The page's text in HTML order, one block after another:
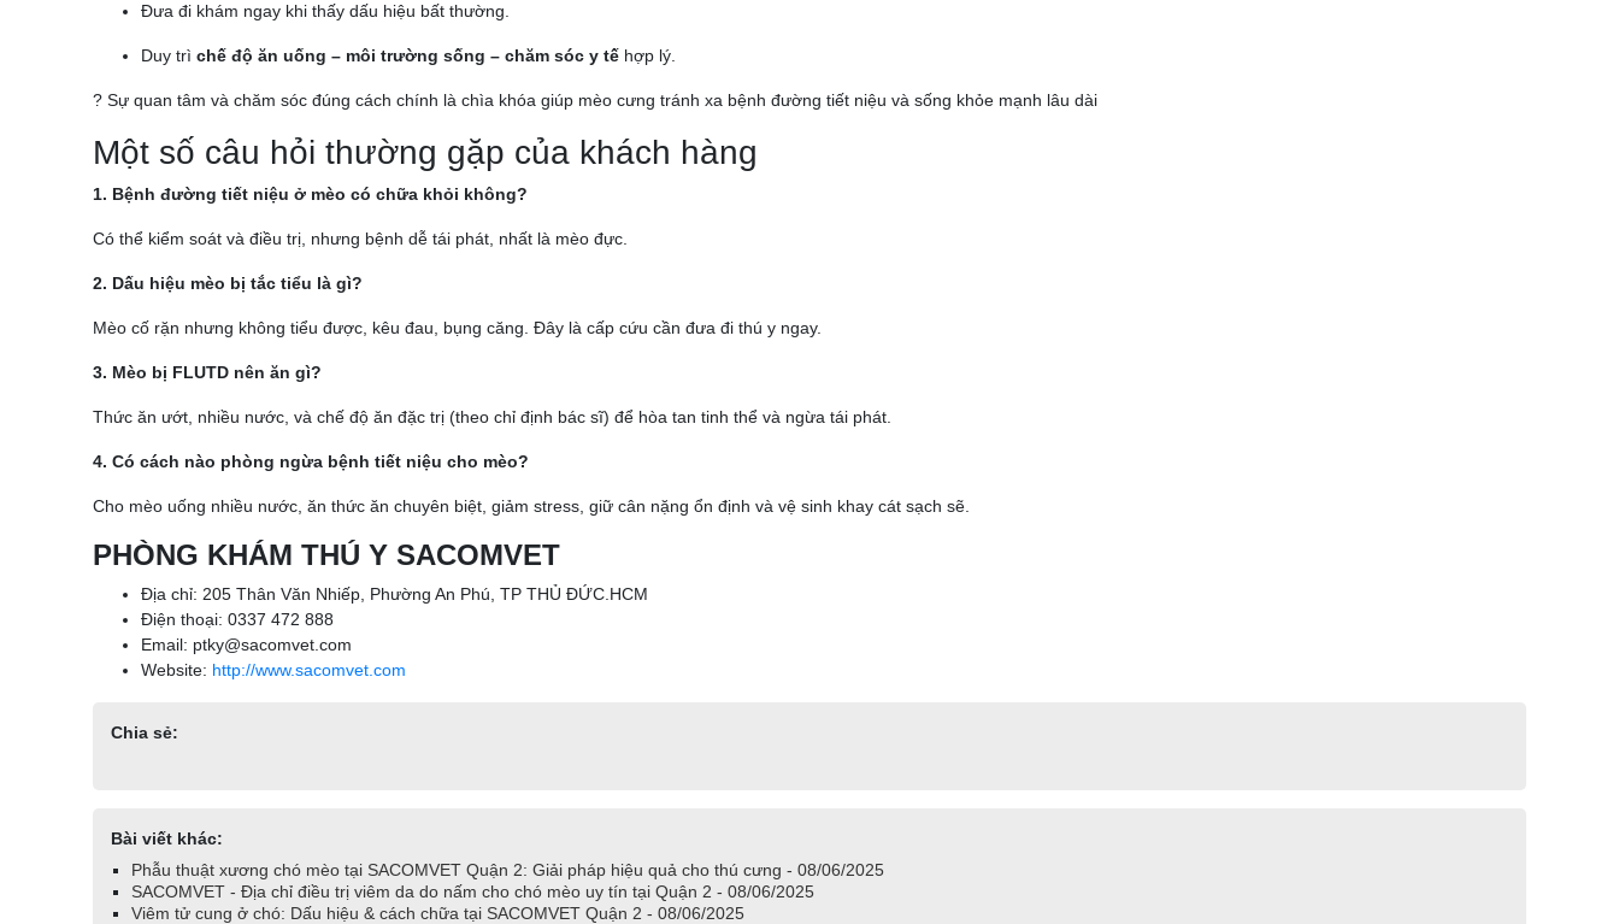
Đưa đi khám ngay khi thấy dấu hiệu bất thường.
Duy trì chế độ ăn uống – môi trường sống – chăm sóc y tế hợp lý.
? Sự quan tâm và chăm sóc đúng cách chính là chìa khóa giúp mèo cưng tránh xa bệnh đường tiết niệu và sống khỏe mạnh lâu dài
Một số câu hỏi thường gặp của khách hàng
1. Bệnh đường tiết niệu ở mèo có chữa khỏi không?
Có thể kiểm soát và điều trị, nhưng bệnh dễ tái phát, nhất là mèo đực.
2. Dấu hiệu mèo bị tắc tiểu là gì?
Mèo cố rặn nhưng không tiểu được, kêu đau, bụng căng. Đây là cấp cứu cần đưa đi thú y ngay.
3. Mèo bị FLUTD nên ăn gì?
Thức ăn ướt, nhiều nước, và chế độ ăn đặc trị (theo chỉ định bác sĩ) để hòa tan tinh thể và ngừa tái phát.
4. Có cách nào phòng ngừa bệnh tiết niệu cho mèo?
Cho mèo uống nhiều nước, ăn thức ăn chuyên biệt, giảm stress, giữ cân nặng ổn định và vệ sinh khay cát sạch sẽ.
PHÒNG KHÁM THÚ Y SACOMVET
Địa chỉ: 205 Thân Văn Nhiếp, Phường An Phú, TP THỦ ĐỨC.HCM
Điện thoại: 0337 472 888
Email: ptky@sacomvet.com
Website: http://www.sacomvet.com
Chia sẻ:
Bài viết khác:
Phẫu thuật xương chó mèo tại SACOMVET Quận 2: Giải pháp hiệu quả cho thú cưng - 08/06/2025
SACOMVET - Địa chỉ điều trị viêm da do nấm cho chó mèo uy tín tại Quận 2 - 08/06/2025
Viêm tử cung ở chó: Dấu hiệu & cách chữa tại SACOMVET Quận 2 - 08/06/2025